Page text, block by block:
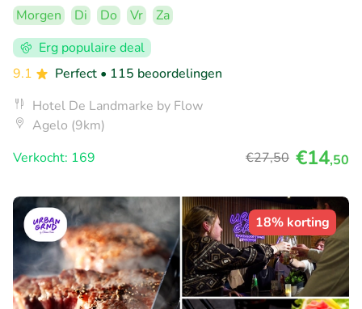
Morgen Di Do Vr
Za
Erg populaire deal
9.1
Perfect • 115 beoordelingen
Hotel De Landmarke by Flow
Agelo (9km)
Verkocht: 169
€27,50 €14,50
18% korting